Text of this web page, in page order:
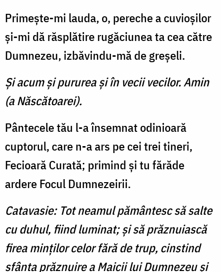
Primeşte-mi lauda, o, pere­che a cuvioşilor
şi-mi dă răs­plătire rugăciunea ta cea către
Dumnezeu, izbăvindu-mă de greşeli.
Şi acum şi pururea şi în vecii vecilor. Amin
(a Născătoarei).
Pântecele tău l-a însemnat odinioară
cuptorul, care n-a ars pe cei trei tineri,
Fecioară Curată; primind şi tu fărăde
ardere Focul Dumnezeirii.
Catavasie: Tot neamul pământesc să salte
cu duhul, fiind luminat; şi să prăznuiască
firea minţilor celor fără de trup, cinstind
sfânta prăznuire a Maicii lui Dumnezeu şi